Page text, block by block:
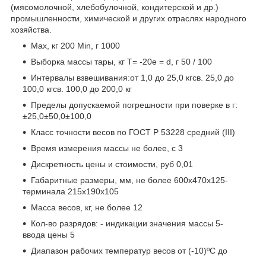
(мясомолочной, хлебобулочной, кондитерской и др.)
промышленности, химической и других отраслях народного
хозяйства.
Max, кг 200 Min, г 1000
Выборка массы тары, кг Т= -20е = d, г 50 / 100
Интервалы взвешивания:от 1,0 до 25,0 кгсв. 25,0 до
100,0 кгсв. 100,0 до 200,0 кг
Пределы допускаемой погрешности при поверке в г:
±25,0±50,0±100,0
Класс точности весов по ГОСТ Р 53228 средний (III)
Время измерения массы не более, с 3
Дискретность цены и стоимости, руб 0,01
Габаритные размеры, мм, не более 600х470х125-
терминала 215х190х105
Масса весов, кг, не более 12
Кол-во разрядов: - индикации значения массы 5-
ввода цены 5
Диапазон рабочих температур весов от (-10)ºС до